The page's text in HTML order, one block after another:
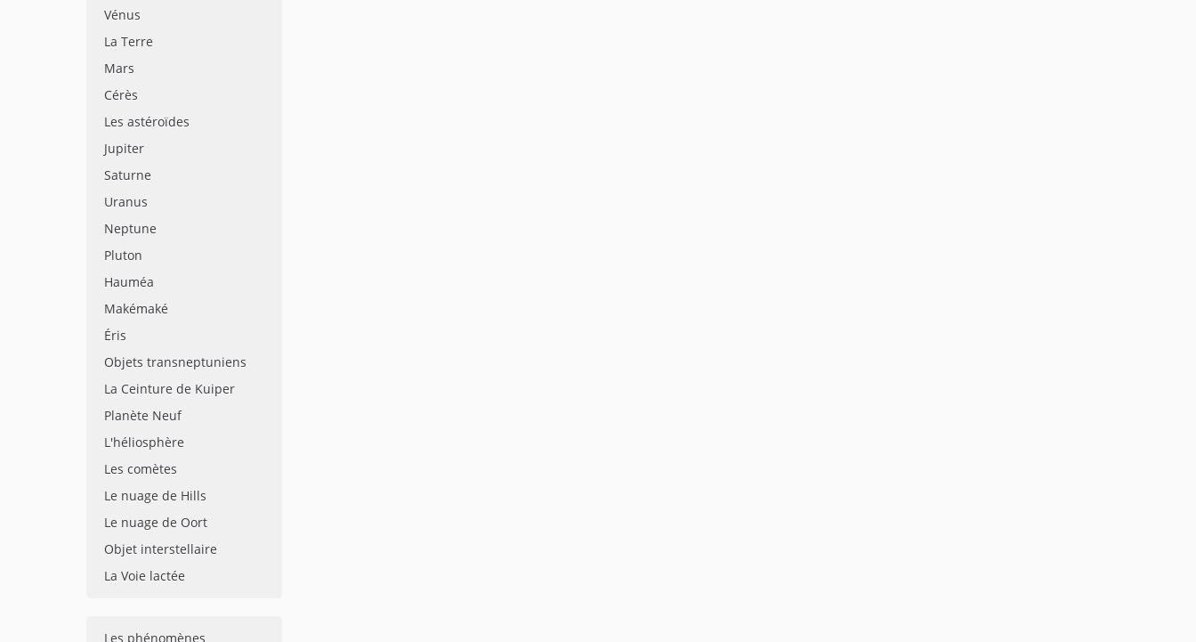
Vénus
La Terre
Mars
Cérès
Les astéroïdes
Jupiter
Saturne
Uranus
Neptune
Pluton
Hauméa
Makémaké
Éris
Objets transneptuniens
La Ceinture de Kuiper
Planète Neuf
L'héliosphère
Les comètes
Le nuage de Hills
Le nuage de Oort
Objet interstellaire
La Voie lactée
Les phénomènes